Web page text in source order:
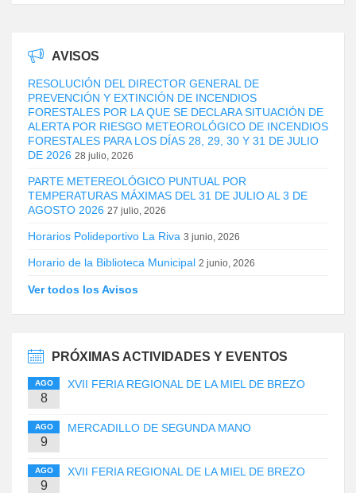
AVISOS
RESOLUCIÓN DEL DIRECTOR GENERAL DE
PREVENCIÓN Y EXTINCIÓN DE INCENDIOS
FORESTALES POR LA QUE SE DECLARA SITUACIÓN DE
ALERTA POR RIESGO METEOROLÓGICO DE INCENDIOS
FORESTALES PARA LOS DÍAS 28, 29, 30 Y 31 DE JULIO
DE 2026 28 julio, 2026
PARTE METEREOLÓGICO PUNTUAL POR
TEMPERATURAS MÁXIMAS DEL 31 DE JULIO AL 3 DE
AGOSTO 2026 27 julio, 2026
Horarios Polideportivo La Riva 3 junio, 2026
Horario de la Biblioteca Municipal 2 junio, 2026
Ver todos los Avisos
PRÓXIMAS ACTIVIDADES Y EVENTOS
AGO
8
XVII FERIA REGIONAL DE LA MIEL DE BREZO
AGO
9
MERCADILLO DE SEGUNDA MANO
AGO
9
XVII FERIA REGIONAL DE LA MIEL DE BREZO